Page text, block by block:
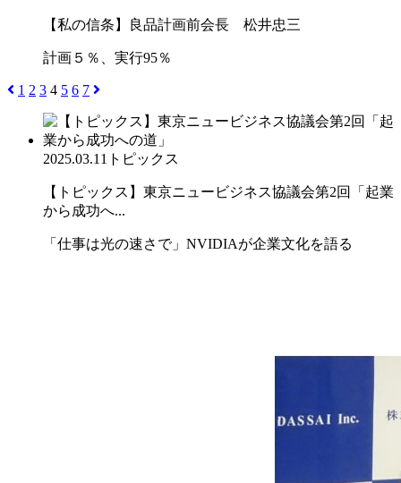
【私の信条】良品計画前会長 松井忠三
計画５％、実行95％
1 2 3 4 5 6 7
2025.03.11 トピックス
【トピックス】東京ニュービジネス協議会第2回「起業
から成功へ...
「仕事は光の速さで」NVIDIAが企業文化を語る